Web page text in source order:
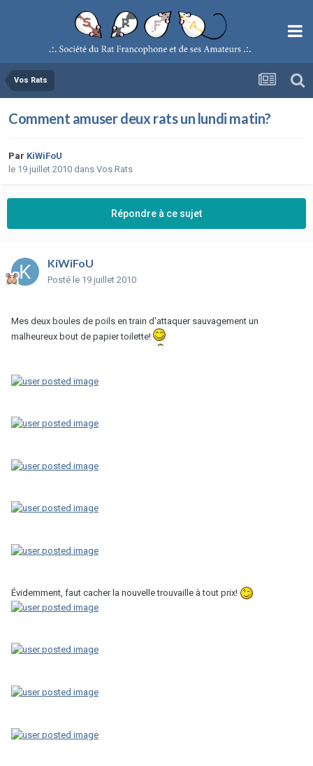
Vos Rats
Comment amuser deux rats un lundi matin?
Par KiWiFoU
le 19 juillet 2010 dans Vos Rats
Répondre à ce sujet
KiWiFoU
Posté le 19 juillet 2010
Mes deux boules de poils en train d'attaquer sauvagement un
malheureux bout de papier toilette!
Évidemment, faut cacher la nouvelle trouvaille à tout prix!